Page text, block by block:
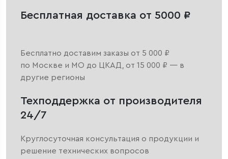
Бесплатная доставка от 5000 ₽
Бесплатно доставим заказы от 5 000 ₽
по Москве и МО до ЦКАД, от 15 000 ₽ — в
другие регионы
Техподдержка от производителя
24/7
Круглосуточная консультация о продукции и
решение технических вопросов